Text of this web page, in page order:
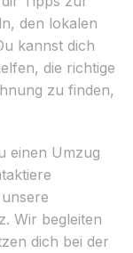
den lokalen
kannst dich
die richtige
zu finden,
einen Umzug
Wir begleiten
dich bei der